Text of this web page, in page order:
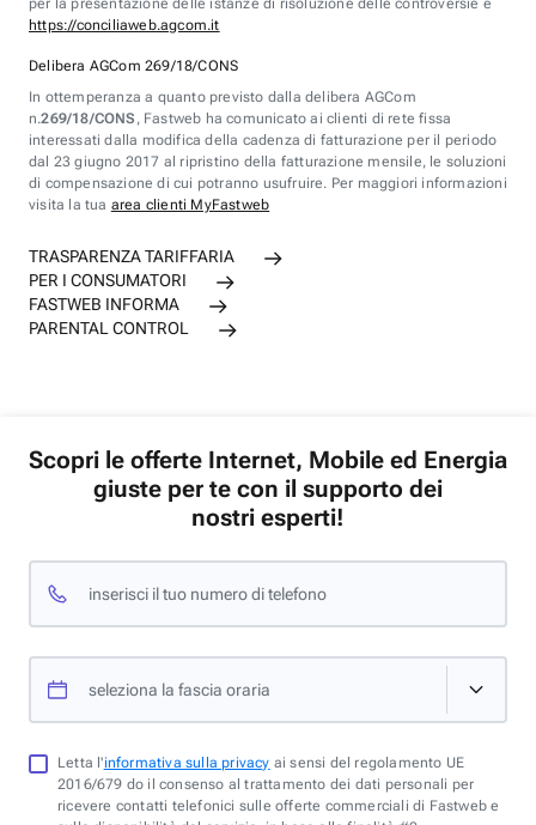
per la presentazione delle istanze di risoluzione delle controversie è
https://conciliaweb.agcom.it
Delibera AGCom 269/18/CONS
In ottemperanza a quanto previsto dalla delibera AGCom
n.269/18/CONS , Fastweb ha comunicato ai clienti di rete fissa
interessati dalla modifica della cadenza di fatturazione per il periodo
dal 23 giugno 2017 al ripristino della fatturazione mensile, le soluzioni
di compensazione di cui potranno usufruire. Per maggiori informazioni
visita la tua area clienti MyFastweb
TRASPARENZA TARIFFARIA
PER I CONSUMATORI
FASTWEB INFORMA
PARENTAL CONTROL
Scopri le offerte Internet, Mobile ed Energia
giuste per te con il supporto dei
nostri esperti!
inserisci il tuo numero di telefono
seleziona la fascia oraria
Letta l'informativa sulla privacy ai sensi del regolamento UE
2016/679 do il consenso al trattamento dei dati personali per
ricevere contatti telefonici sulle offerte commerciali di Fastweb e